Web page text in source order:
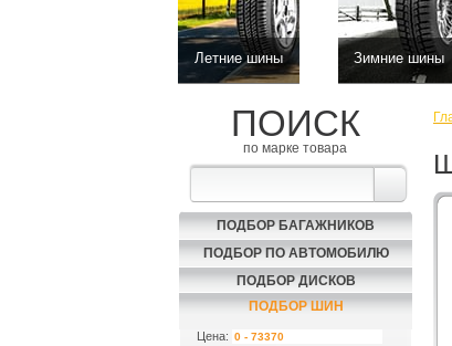
Летние шины Зимние шины
ПОИСК
по марке товара
ПОДБОР БАГАЖНИКОВ
ПОДБОР ПО АВТОМОБИЛЮ
ПОДБОР ДИСКОВ
ПОДБОР ШИН
Цена: